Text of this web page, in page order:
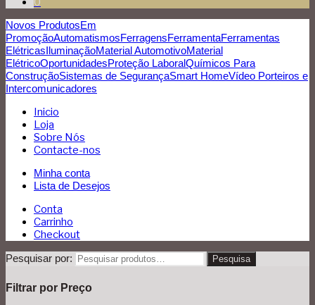
Novos ProdutosEm
PromoçãoAutomatismosFerragensFerramentaFerramentas
ElétricasIluminaçãoMaterial AutomotivoMaterial
ElétricoOportunidadesProteção LaboralQuímicos Para
ConstruçãoSistemas de SegurançaSmart HomeVídeo Porteiros e
Intercomunicadores
Inicio
Loja
Sobre Nós
Contacte-nos
Minha conta
Lista de Desejos
Conta
Carrinho
Checkout
Pesquisar por: Pesquisa
Filtrar por Preço